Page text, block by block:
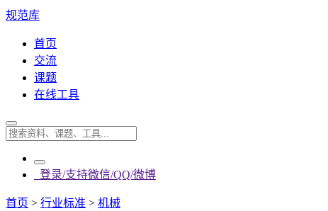
规范库
首页
交流
课题
在线工具
登录/支持微信/QQ/微博
首页 > 行业标准 > 机械